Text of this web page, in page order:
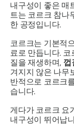
내구성이 좋은 매
트는 코르크 참나
한 공정입니다.
코르크는 기본적
료로 만듭니다.
질을 재생하며, 껍
겨지지 않은 나무
반적으로 코르크
습니다.
게다가 코르크 요
내구성이 뛰어납